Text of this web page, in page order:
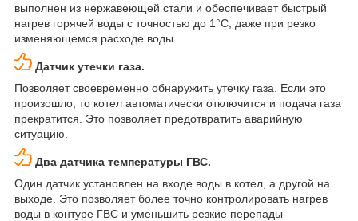
выполнен из нержавеющей стали и обеспечивает быстрый
нагрев горячей воды с точностью до 1°C, даже при резко
изменяющемся расходе воды.
Датчик утечки газа.
Позволяет своевременно обнаружить утечку газа. Если это
произошло, то котел автоматически отключится и подача газа
прекратится. Это позволяет предотвратить аварийную
ситуацию.
Два датчика температуры ГВС.
Один датчик установлен на входе воды в котел, а другой на
выходе. Это позволяет более точно контролировать нагрев
воды в контуре ГВС и уменьшить резкие перепады